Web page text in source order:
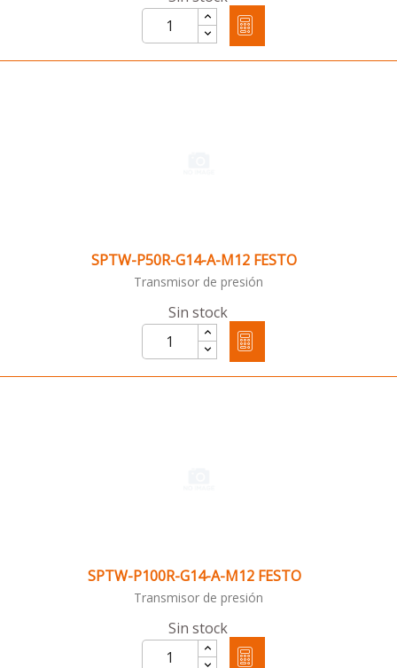
SPTW-P50R-G14-A-M12 FESTO
Transmisor de presión
Sin stock
SPTW-P100R-G14-A-M12 FESTO
Transmisor de presión
Sin stock